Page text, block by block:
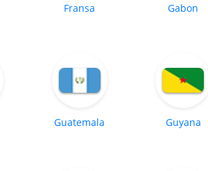
Fransa Gabon
Guatemala Guyana